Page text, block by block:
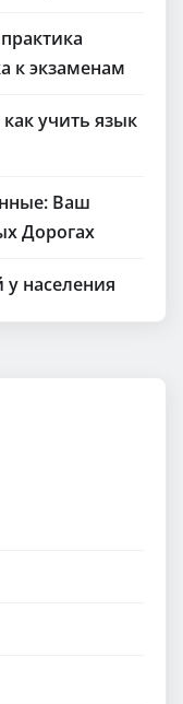
к экзаменам
учить язык
Ваш
Дорогах
населения